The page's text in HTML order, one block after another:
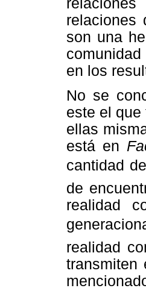
relaciones
son una
en los
No se
este el
ellas
está en
cantidad
de
realidad
realidad
transmiten